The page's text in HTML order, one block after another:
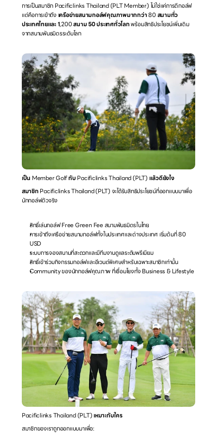
การเป็นสมาชิก Pacificlinks Thailand (PLT Member) ไม่ใช่แค่การตีกอล์ฟ
แต่คือการเข้าถึง เครือข่ายสนามกอล์ฟคุณภาพมากกว่า 80 สนามทั่ว
ประเทศไทยและ 1,200 สนาม 50 ประเทศทั่วโลก พร้อมสิทธิประโยชน์เพิ่มเติม
จากสนามพันธมิตรระดับโลก
เป็น Member Golf กับ Pacificlinks Thailand(PLT) แล้วดียังไง
สมาชิก Pacificlinks Thailand(PLT) จะได้รับสิทธิประโยชน์ที่ออกแบบมาเพื่อ
นักกอล์ฟตัวจริง
สิทธิ์เล่นกอล์ฟ Free Green Fee สนามพันธมิตรในไทย
การเข้าถึงเครือข่ายสนามกอล์ฟทั้งในประเทศและต่างประเทศ เริ่มต้นที่ 80
USD
ระบบการจองสนามที่สะดวกและมีทีมงานดูแลระดับพรีเมียม
สิทธิ์เข้าร่วมกิจกรรมกอล์ฟและอีเวนต์พิเศษสำหรับเฉพาะสมาชิกเท่านั้น
Community ของนักกอล์ฟคุณภาพ ที่เชื่อมโยงทั้ง Business & Lifestyle
Pacificlinks Thailand (PLT) เหมาะกับใคร
สมาชิกของเราถูกออกแบบมาเพื่อ: